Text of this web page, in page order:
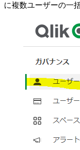
に複数ユーザーの一